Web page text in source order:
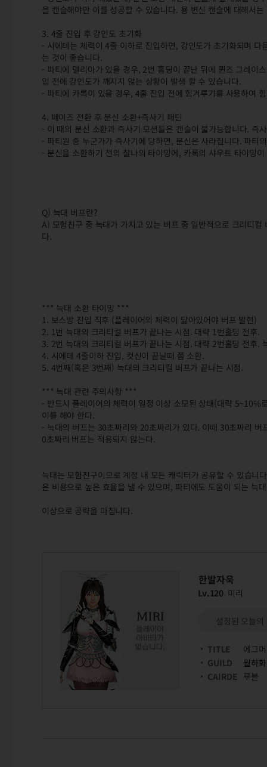
을 캔슬해야만 이를 성공할 수 있습니다. 용 변신 캔슬에 대해서
3. 4줄 진입 후 강인도 초기화
- 시에테는 체력이 4줄 이하로 진입하면, 강인도가 초기화되며
는 것이 좋습니다.
- 파티에 델리아가 있을 경우, 2번 홀딩이 끝난 뒤에 퀸즈 그레이
입 전에 강인도가 깨지지 않는 상황이 발생 할 수 있습니다.
- 파티에 카록이 있을 경우, 4줄 진입 전에 힘겨루기를 사용하여
4. 페이즈 전환 후 분신 소환+즉사기 패턴
- 이 때의 분신 소환과 즉사기 모션들은 캔슬이 불가능합니다. 즉
- 파티원 중 누군가가 즉사기에 당하면, 분신은 사라집니다. 파티
- 분신을 소환하기 전의 찰나의 타이밍에, 카록의 샤우트 타이밍
Q) 늑대 버프란?
A) 모험친구 중 늑대가 가지고 있는 버프 중 일반적으로 크리티
다.
*** 늑대 소환 타이밍 ***
1. 보스방 진입 직후 (플레이어의 체력이 닳아있어야 버프 발현)
2. 1번 늑대의 크리티컬 버프가 끝나는 시점. 대략 1번홀딩 전후.
3. 2번 늑대의 크리티컬 버프가 끝나는 시점. 대략 2번홀딩 전후.
4. 시에테 4줄이하 진입, 컷신이 끝날때 쯤 소환.
5. 4번째(혹은 3번째) 늑대의 크리티컬 버프가 끝나는 시점.
*** 늑대 관련 주의사항 ***
- 반드시 플레이어의 체력이 일정 이상 소모된 상태(대략
이를 해야 한다.
- 늑대의 버프는 30초짜리와 20초짜리가 있다. 이때 30초짜리
0초짜리 버프는 적용되지 않는다.
늑대는 모험친구이므로 계정 내 모든 캐릭터가 공유할 수 있습
은 비용으로 높은 효율을 낼 수 있으며, 파티에도 도움이 되는 늑
이상으로 공략을 마칩니다.
한발자욱
Lv.120 미리
설정된 오늘
TITLE
에그
GUILD
월하화
CAIRDE 루블